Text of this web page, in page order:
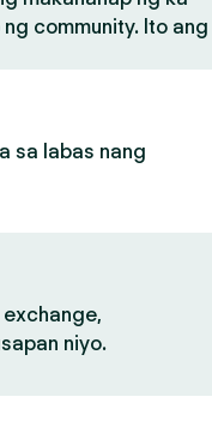
community. Ito ang
sa labas nang
niyo.